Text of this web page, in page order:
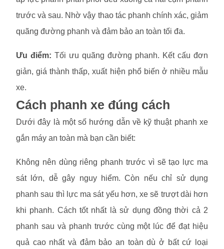
trước và sau. Nhờ vậy thao tác phanh chính xác, giảm
quãng đường phanh và đảm bảo an toàn tối đa.
Ưu điểm: Tối ưu quãng đường phanh. Kết cấu đơn
giản, giá thành thấp, xuất hiện phổ biến ở nhiều mẫu
xe.
Cách phanh xe đúng cách
Dưới đây là một số hướng dẫn về kỹ thuật phanh xe
gắn máy an toàn mà bạn cần biết:
Không nên dùng riêng phanh trước vì sẽ tạo lực ma
sát lớn, dễ gây nguy hiểm. Còn nếu chỉ sử dụng
phanh sau thì lực ma sát yếu hơn, xe sẽ trượt dài hơn
khi phanh. Cách tốt nhất là sử dụng đồng thời cả 2
phanh sau và phanh trước cùng một lúc để đạt hiệu
quả cao nhất và đảm bảo an toàn dù ở bất cứ loại